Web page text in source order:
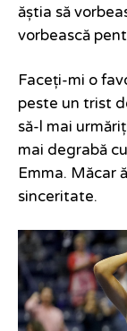
ăștia să
vorbească
Faceți-mi o
peste un trist
să-l mai
mai degrabă
Emma. Măcar
sinceritate.